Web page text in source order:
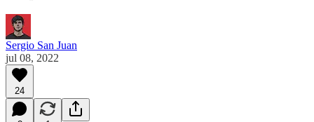
Sergio San Juan
jul 08, 2022
24